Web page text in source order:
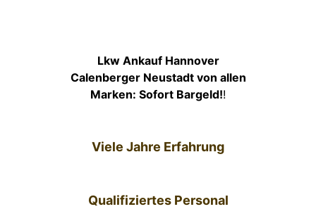
Lkw Ankauf Hannover
Calenberger Neustadt von allen
Marken: Sofort Bargeld!!
Viele Jahre Erfahrung
Qualifiziertes Personal